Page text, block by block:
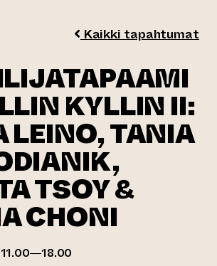
Kaikki tapahtumat
KYLLIN II:
LEINO, TANIA
TSOY &
CHONI